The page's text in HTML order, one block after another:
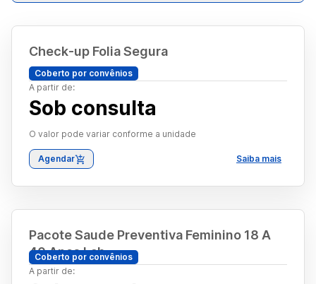
Check-up Folia Segura
Coberto por convênios
A partir de:
Sob consulta
O valor pode variar conforme a unidade
Agendar Saiba mais
Pacote Saude Preventiva Feminino 18 A
40 Anos Lab
Coberto por convênios
A partir de: